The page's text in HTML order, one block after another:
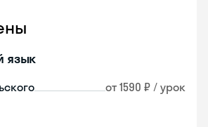
язык
от 1590 ₽ / урок